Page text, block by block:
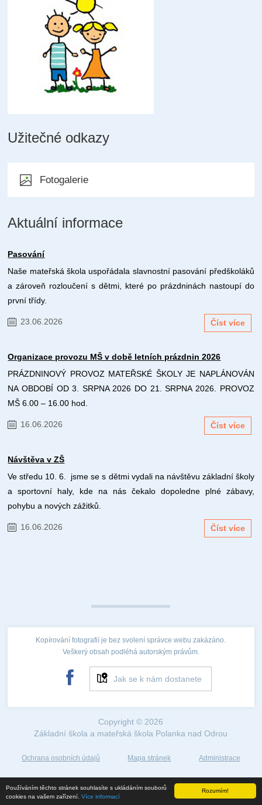
Rozumím!
Používáním těchto stránek souhlasíte s ukládáním souborů
cookies na vašem zařízení. Více informací
Užitečné odkazy
Fotogalerie
Aktuální informace
Pasování
Naše mateřská škola uspořádala slavnostní pasování předškoláků
a zároveň rozloučení s dětmi, které po prázdninách nastoupí do
první třídy.
23.06.2026 Číst více
Organizace provozu MŠ v době letních prázdnin 2026
PRÁZDNINOVÝ PROVOZ MATEŘSKÉ ŠKOLY JE NAPLÁNOVÁN
NA OBDOBÍ OD 3. SRPNA 2026 DO 21. SRPNA 2026. PROVOZ
MŠ 6.00 – 16.00 hod.
16.06.2026 Číst více
Návštěva v ZŠ
Ve středu 10. 6. jsme se s dětmi vydali na návštěvu základní školy
a sportovní haly, kde na nás čekalo dopoledne plné zábavy,
pohybu a nových zážitků.
16.06.2026 Číst více
Kopírování fotografií je bez svolení správce webu zakázáno.
Veškerý obsah podléhá autorským právům.
Jak se k nám dostanete
Copyright © 2026
Základní škola a mateřská škola Polanka nad Odrou
Ochrana osobních údajů Mapa stránek Administrace
©2018